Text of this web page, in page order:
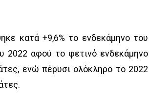
κατά +9,6% το ενδεκάμηνο του
2022 αφού το φετινό ενδεκάμηνο
ενώ πέρυσι ολόκληρο το 2022